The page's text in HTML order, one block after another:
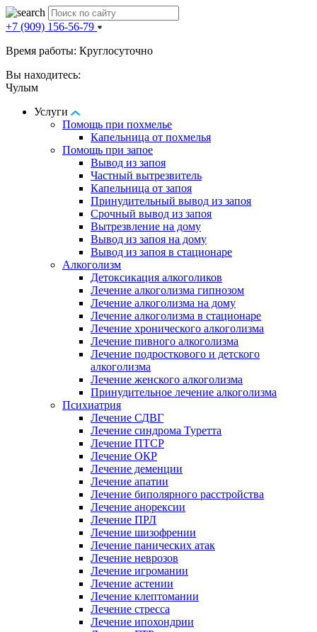
+7 (909) 156-56-79
Время работы: Круглосуточно
Вы находитесь:
Чулым
Услуги
Помощь при похмелье
Капельница от похмелья
Помощь при запое
Вывод из запоя
Частный вытрезвитель
Капельница от запоя
Принудительный вывод из запоя
Срочный вывод из запоя
Вытрезвление на дому
Вывод из запоя на дому
Вывод из запоя в стационаре
Алкоголизм
Детоксикация алкоголиков
Лечение алкоголизма гипнозом
Лечение алкоголизма на дому
Лечение алкоголизма в стационаре
Лечение хронического алкоголизма
Лечение пивного алкоголизма
Лечение подросткового и детского
алкоголизма
Лечение женского алкоголизма
Принудительное лечение алкоголизма
Психиатрия
Лечение СДВГ
Лечение синдрома Туретта
Лечение ПТСР
Лечение ОКР
Лечение деменции
Лечение апатии
Лечение биполярного расстройства
Лечение анорексии
Лечение ПРЛ
Лечение шизофрении
Лечение панических атак
Лечение неврозов
Лечение игромании
Лечение астении
Лечение клептомании
Лечение стресса
Лечение ипохондрии